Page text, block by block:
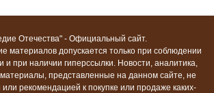
Отечества" - Официальный сайт.
материалов допускается только при соблюдении
и при наличии гиперссылки. Новости, аналитика,
представленные на данном сайте, не
рекомендацией к покупке или продаже каких-